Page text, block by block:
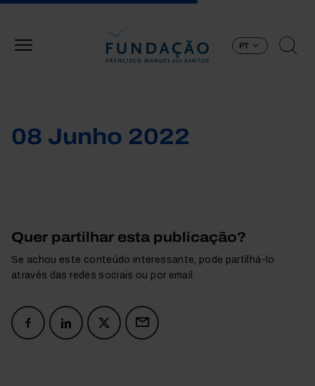
PT
08 Junho 2022
Quer partilhar esta publicação?
Se achou este conteúdo interessante, pode partilhá-lo
através das redes sociais ou por email.